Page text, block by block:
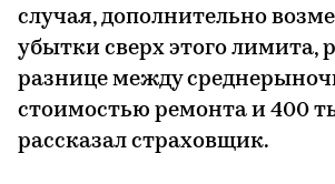
случая, дополнительно
убытки сверх этого лимита,
разнице между
стоимостью ремонта и 400
рассказал страховщик.